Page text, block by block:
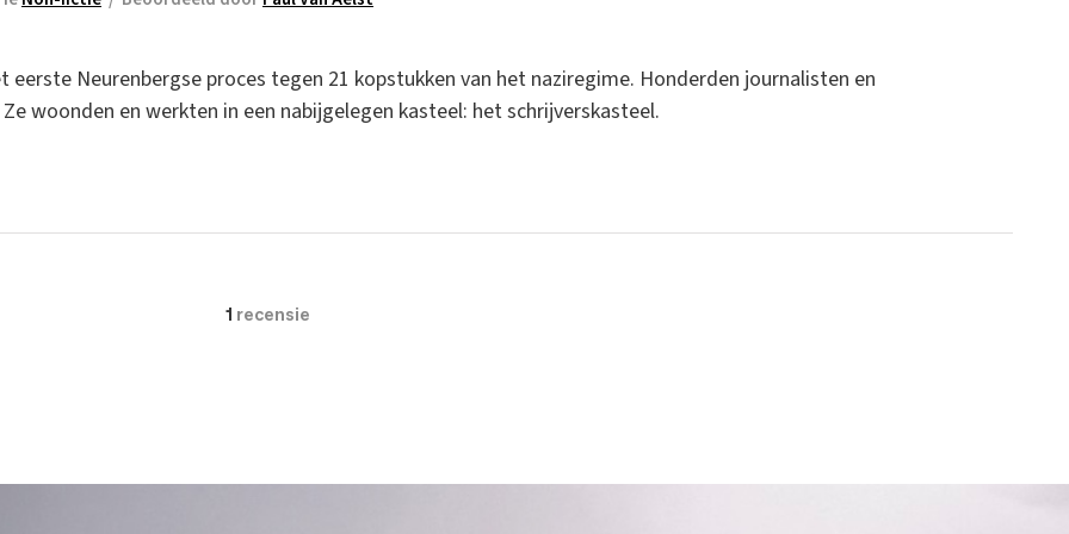
Neurenbergse proces tegen 21 kopstukken van het naziregime. Honderden journalisten en
woonden en werkten in een nabijgelegen kasteel: het schrijverskasteel.
1 recensie